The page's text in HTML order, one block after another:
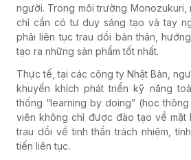
người. Trong môi trường
chỉ cần có tư duy sáng tạo và tay
phải liên tục trau dồi bản thân,
tạo ra những sản phẩm tốt nhất.
Thực tế, tại các công ty Nhật Bản,
khuyến khích phát triển kỹ năng
thống “learning by doing” (học
viên không chỉ được đào tạo về mặt
trau dồi về tinh thần trách nhiệm,
tiến liên tục.